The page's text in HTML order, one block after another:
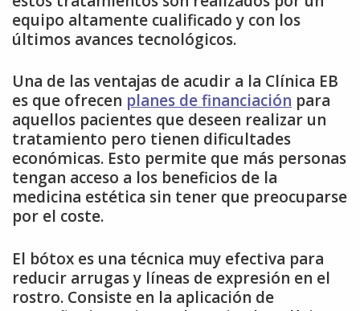
equipo altamente cualificado y con los
últimos avances tecnológicos.
Una de las ventajas de acudir a la Clínica EB
es que ofrecen planes de financiación para
aquellos pacientes que deseen realizar un
tratamiento pero tienen dificultades
económicas. Esto permite que más personas
tengan acceso a los beneficios de la
medicina estética sin tener que preocuparse
por el coste.
El bótox es una técnica muy efectiva para
reducir arrugas y líneas de expresión en el
rostro. Consiste en la aplicación de